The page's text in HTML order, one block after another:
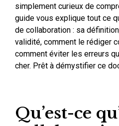
simplement curieux de
guide vous explique tout ce
de collaboration : sa
validité, comment le rédiger
comment éviter les erreurs
cher. Prêt à démystifier ce
Qu’est-ce